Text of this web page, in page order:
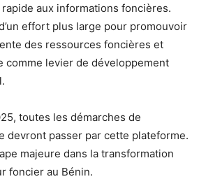
rapide aux informations foncières.
effort plus large pour promouvoir
des ressources foncières et
comme levier de développement
toutes les démarches de
devront passer par cette plateforme.
majeure dans la transformation
foncier au Bénin.